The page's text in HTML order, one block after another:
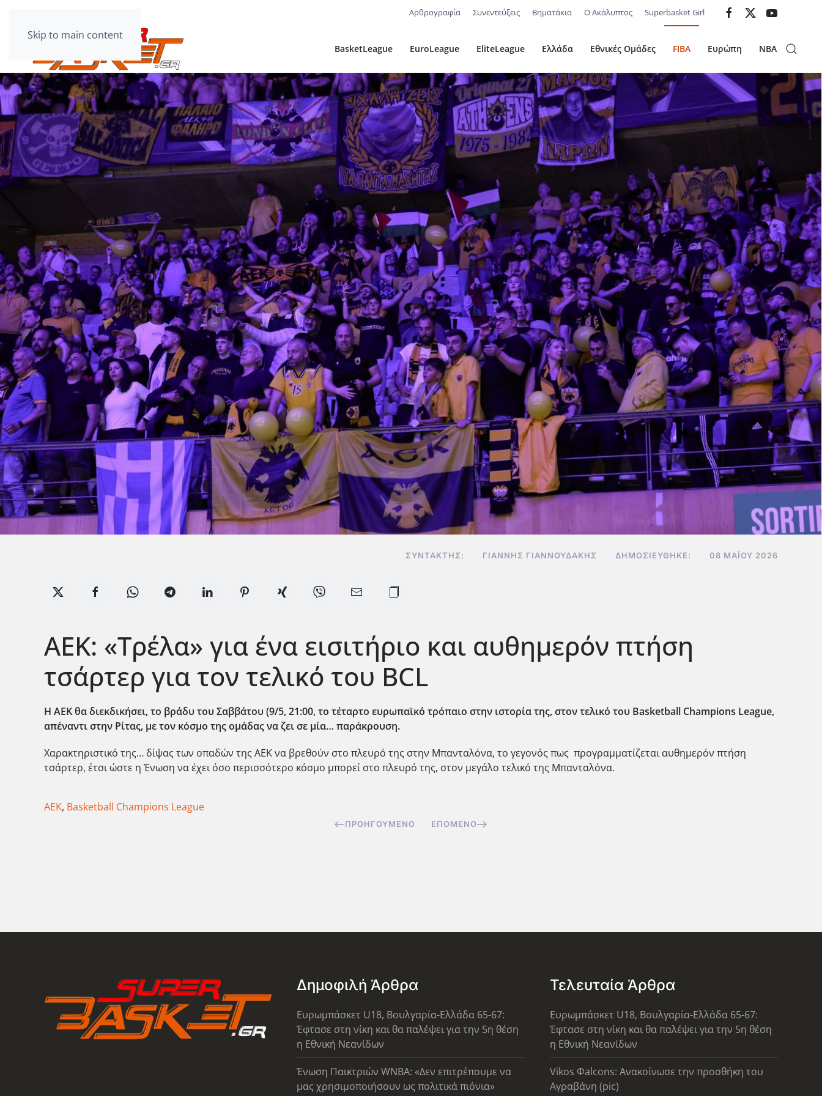
Skip to main content
Αρθρογραφία Συνεντεύξεις Βηματάκια Ο Ακάλυπτος Superbasket Girl
BasketLeague EuroLeague EliteLeague Ελλάδα Εθνικές Ομάδες FIBA Ευρώπη NBA
ΣΥΝΤΆΚΤΗΣ: ΓΙΆΝΝΗΣ ΓΙΑΝΝΟΥΔΆΚΗΣ ΔΗΜΟΣΙΕΎΘΗΚΕ: 08 ΜΑΪ́ΟΥ 2026
ΑΕΚ: «Τρέλα» για ένα εισιτήριο και αυθημερόν πτήση
τσάρτερ για τον τελικό του BCL
Η ΑΕΚ θα διεκδικήσει, το βράδυ του Σαββάτου (9/5, 21:00, το τέταρτο ευρωπαϊκό τρόπαιο στην ιστορία της, στον τελικό του Basketball Champions League,
απέναντι στην Ρίτας, με τον κόσμο της ομάδας να ζει σε μία… παράκρουση.
Χαρακτηριστικό της… δίψας των οπαδών της ΑΕΚ να βρεθούν στο πλευρό της στην Μπανταλόνα, το γεγονός πως προγραμματίζεται αυθημερόν πτήση
τσάρτερ, έτσι ώστε η Ένωση να έχει όσο περισσότερο κόσμο μπορεί στο πλευρό της, στον μεγάλο τελικό της Μπανταλόνα.
ΑΕΚ, Basketball Champions League
ΠΡΟΗΓΟΎΜΕΝΟ ΕΠΌΜΕΝΟ
Δημοφιλή Άρθρα
Ευρωμπάσκετ U18, Βουλγαρία-Ελλάδα 65-67:
Έφτασε στη νίκη και θα παλέψει για την 5η θέση
η Εθνική Νεανίδων
Ένωση Παικτριών WNBA: «Δεν επιτρέπουμε να
μας χρησιμοποιήσουν ως πολιτικά πιόνια»
Τελευταία Άρθρα
Ευρωμπάσκετ U18, Βουλγαρία-Ελλάδα 65-67:
Έφτασε στη νίκη και θα παλέψει για την 5η θέση
η Εθνική Νεανίδων
Vikos Φalcons: Ανακοίνωσε την προσθήκη του
Αγραβάνη (pic)